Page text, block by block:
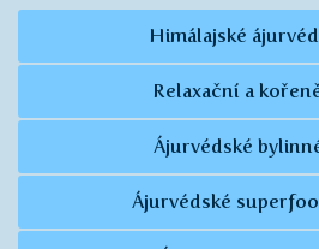
Himálajské
Relaxační a
Ájurvédské
Ájurvédské